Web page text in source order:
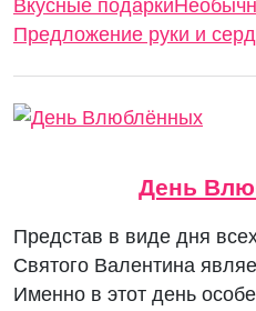
Вкусные подарки
Предложение руки и
День
Представ в виде дня
Святого Валентина
Именно в этот день